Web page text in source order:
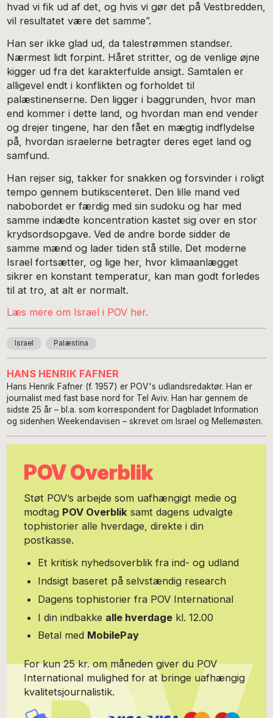
hvad vi fik ud af det, og hvis vi gør det på Vestbredden,
vil resultatet være det samme”.
Han ser ikke glad ud, da talestrømmen standser.
Nærmest lidt forpint. Håret stritter, og de venlige øjne
kigger ud fra det karakterfulde ansigt. Samtalen er
alligevel endt i konflikten og forholdet til
palæstinenserne. Den ligger i baggrunden, hvor man
end kommer i dette land, og hvordan man end vender
og drejer tingene, har den fået en mægtig indflydelse
på, hvordan israelerne betragter deres eget land og
samfund.
Han rejser sig, takker for snakken og forsvinder i roligt
tempo gennem butikscenteret. Den lille mand ved
nabobordet er færdig med sin sudoku og har med
samme indædte koncentration kastet sig over en stor
krydsordsopgave. Ved de andre borde sidder de
samme mænd og lader tiden stå stille. Det moderne
Israel fortsætter, og lige her, hvor klimaanlægget
sikrer en konstant temperatur, kan man godt forledes
til at tro, at alt er normalt.
Læs mere om Israel i POV her.
Israel Palæstina
HANS HENRIK FAFNER
Hans Henrik Fafner (f. 1957) er POV's udlandsredaktør. Han er
journalist med fast base nord for Tel Aviv. Han har gennem de
sidste 25 år – bl.a. som korrespondent for Dagbladet Information
og sidenhen Weekendavisen – skrevet om Israel og Mellemøsten.
POV Overblik
Støt POV’s arbejde som uafhængigt medie og
modtag POV Overbliksamt dagens udvalgte
tophistorier alle hverdage, direkte i din
postkasse.
Et kritisk nyhedsoverblik fra ind- og udland
Indsigt baseret på selvstændig research
Dagens tophistorier fra POV International
I din indbakke alle hverdage kl. 12.00
Betal med MobilePay
For kun 25 kr. om måneden giver du POV
International mulighed for at bringe uafhængig
kvalitetsjournalistik.